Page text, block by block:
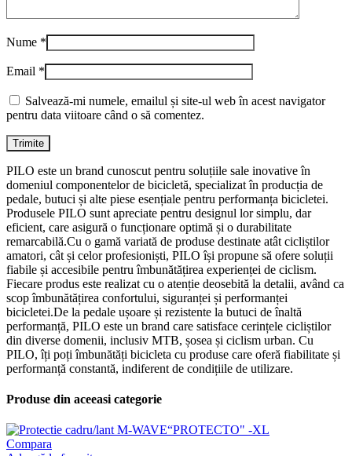
Nume *
Email *
Salvează-mi numele, emailul și site-ul web în acest navigator
pentru data viitoare când o să comentez.
PILO este un brand cunoscut pentru soluțiile sale inovative în
domeniul componentelor de bicicletă, specializat în producția de
pedale, butuci și alte piese esențiale pentru performanța bicicletei.
Produsele PILO sunt apreciate pentru designul lor simplu, dar
eficient, care asigură o funcționare optimă și o durabilitate
remarcabilă.Cu o gamă variată de produse destinate atât cicliștilor
amatori, cât și celor profesioniști, PILO își propune să ofere soluții
fiabile și accesibile pentru îmbunătățirea experienței de ciclism.
Fiecare produs este realizat cu o atenție deosebită la detalii, având ca
scop îmbunătățirea confortului, siguranței și performanței
bicicletei.De la pedale ușoare și rezistente la butuci de înaltă
performanță, PILO este un brand care satisface cerințele cicliștilor
din diverse domenii, inclusiv MTB, șosea și ciclism urban. Cu
PILO, îți poți îmbunătăți bicicleta cu produse care oferă fiabilitate și
performanță constantă, indiferent de condițiile de utilizare.
Produse din aceeasi categorie
Compara